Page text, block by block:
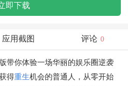
即下载
应用截图 评论 0
带你体验一场华丽的娱乐圈逆袭
得重生机会的普通人，从零开始